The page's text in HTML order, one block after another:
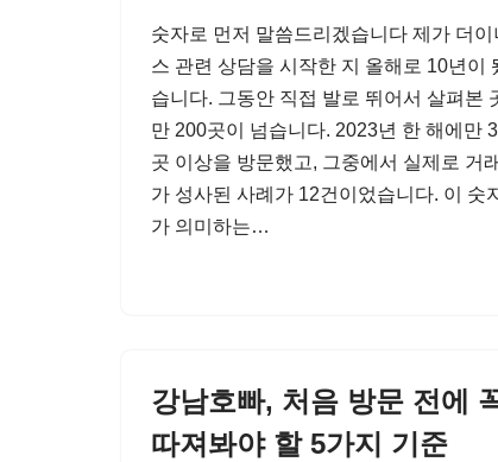
숫자로 먼저 말씀드리겠습니다 제가 더이
스 관련 상담을 시작한 지 올해로 10년이
습니다. 그동안 직접 발로 뛰어서 살펴본
만 200곳이 넘습니다. 2023년 한 해에만
곳 이상을 방문했고, 그중에서 실제로 거래
가 성사된 사례가 12건이었습니다. 이 숫
가 의미하는…
강남호빠, 처음 방문 전에
따져봐야 할 5가지 기준